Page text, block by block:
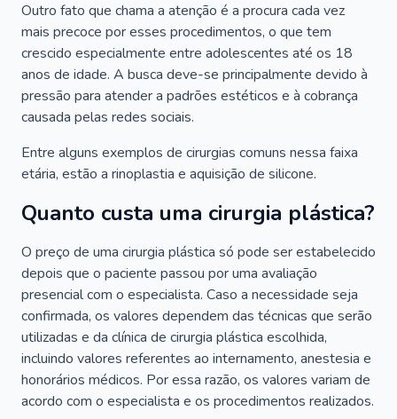
Outro fato que chama a atenção é a procura cada vez
mais precoce por esses procedimentos, o que tem
crescido especialmente entre adolescentes até os 18
anos de idade. A busca deve-se principalmente devido à
pressão para atender a padrões estéticos e à cobrança
causada pelas redes sociais.
Entre alguns exemplos de cirurgias comuns nessa faixa
etária, estão a rinoplastia e aquisição de silicone.
Quanto custa uma cirurgia plástica?
O preço de uma cirurgia plástica só pode ser estabelecido
depois que o paciente passou por uma avaliação
presencial com o especialista. Caso a necessidade seja
confirmada, os valores dependem das técnicas que serão
utilizadas e da clínica de cirurgia plástica escolhida,
incluindo valores referentes ao internamento, anestesia e
honorários médicos. Por essa razão, os valores variam de
acordo com o especialista e os procedimentos realizados.